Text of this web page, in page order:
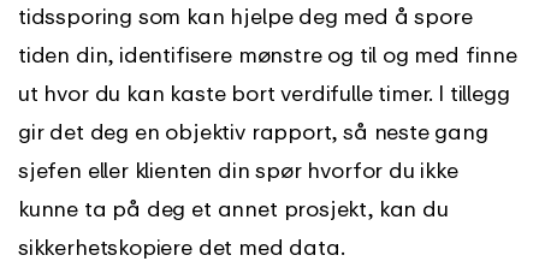
tidssporing som kan hjelpe deg med å spore
tiden din, identifisere mønstre og til og med finne
ut hvor du kan kaste bort verdifulle timer. I tillegg
gir det deg en objektiv rapport, så neste gang
sjefen eller klienten din spør hvorfor du ikke
kunne ta på deg et annet prosjekt, kan du
sikkerhetskopiere det med data.